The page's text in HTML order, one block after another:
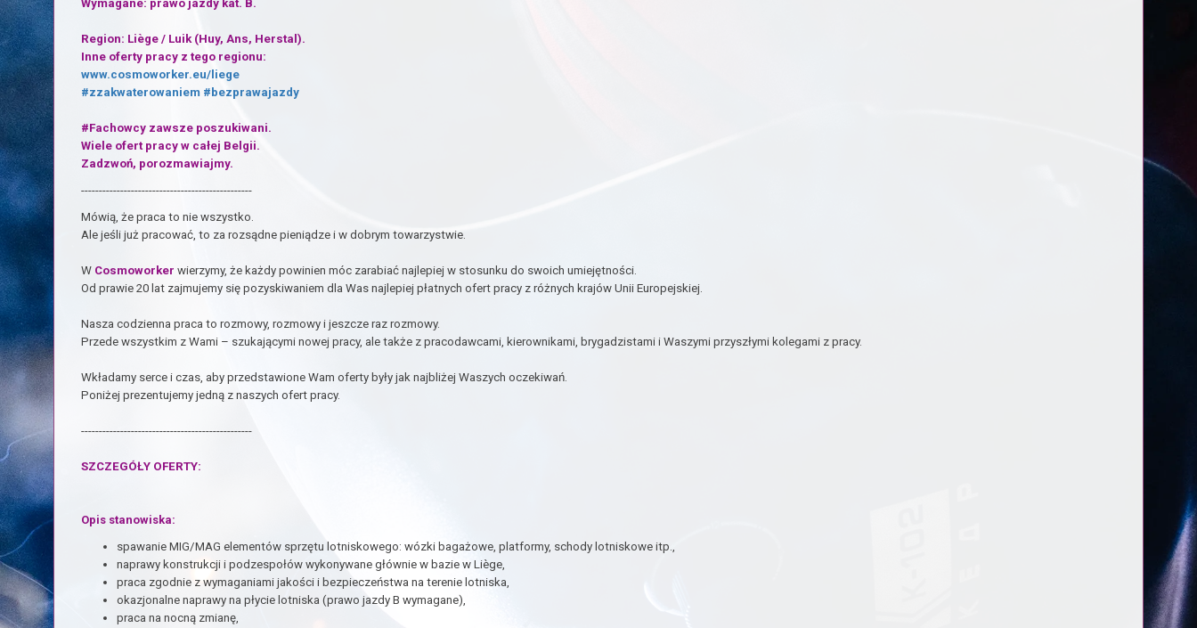
Wymagane: prawo jazdy kat. B.
Region: Liège / Luik (Huy, Ans, Herstal).
Inne oferty pracy z tego regionu:
www.cosmoworker.eu/liege
#zzakwaterowaniem #bezprawajazdy
#Fachowcy zawsze poszukiwani.
Wiele ofert pracy w całej Belgii.
Zadzwoń, porozmawiajmy.
------------------------------------------------
Mówią, że praca to nie wszystko.
Ale jeśli już pracować, to za rozsądne pieniądze i w dobrym towarzystwie.
W Cosmoworker wierzymy, że każdy powinien móc zarabiać najlepiej w stosunku do swoich umiejętności.
Od prawie 20 lat zajmujemy się pozyskiwaniem dla Was najlepiej płatnych ofert pracy z różnych krajów Unii Europejskiej.
Nasza codzienna praca to rozmowy, rozmowy i jeszcze raz rozmowy.
Przede wszystkim z Wami – szukającymi nowej pracy, ale także z pracodawcami, kierownikami, brygadzistami i Waszymi przyszłymi kolegami z pracy.
Wkładamy serce i czas, aby przedstawione Wam oferty były jak najbliżej Waszych oczekiwań.
Poniżej prezentujemy jedną z naszych ofert pracy.
------------------------------------------------
SZCZEGÓŁY OFERTY:
Opis stanowiska:
spawanie MIG/MAG elementów sprzętu lotniskowego: wózki bagażowe, platformy, schody lotniskowe itp.,
naprawy konstrukcji i podzespołów wykonywane głównie w bazie w Liège,
praca zgodnie z wymaganiami jakości i bezpieczeństwa na terenie lotniska,
okazjonalne naprawy na płycie lotniska (prawo jazdy B wymagane),
praca na nocną zmianę,